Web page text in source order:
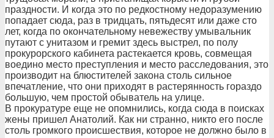
праздности. И когда это по редкостному недоразумению
попадает сюда, раз в тридцать, пятьдесят или даже сто
лет, когда по окончательному невежеству умывальник
путают с унитазом и гремит здесь выстрел, по полу
прокурорского кабинета растекается кровь, совмещая
воедино место преступления и место расследования, это
производит на блюстителей закона столь сильное
впечатление, что они приходят в растерянность гораздо
большую, чем простой обыватель на улице.
В прокуратуре еще не опомнились, когда сюда в поисках
жены пришел Анатолий. Как ни странно, никто его после
столь громкого происшествия, которое не должно было в